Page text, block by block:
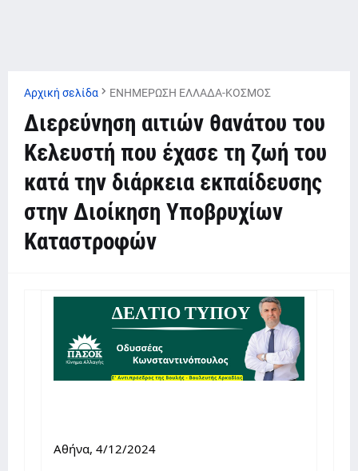
Αρχική σελίδα ΕΝΗΜΕΡΩΣΗ ΕΛΛΑΔΑ-ΚΟΣΜΟΣ
Διερεύνηση αιτιών θανάτου του
Κελευστή που έχασε τη ζωή του
κατά την διάρκεια εκπαίδευσης
στην Διοίκηση Υποβρυχίων
Καταστροφών
Αθήνα, 4/12/2024